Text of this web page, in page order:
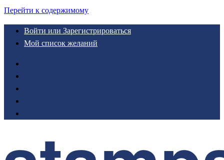
Перейти к содержимому
Войти или Зарегистрироваться
Мой список желаний